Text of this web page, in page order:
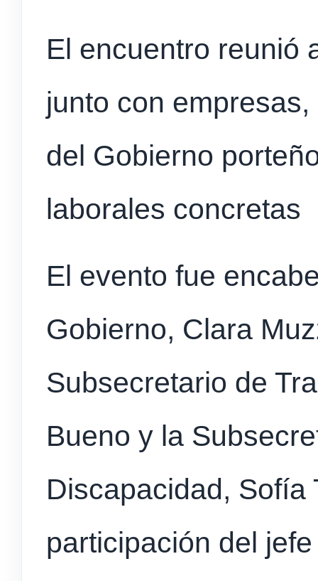
El encuentro reunió
junto con
del Gobierno
laborales concretas
El evento fue
Gobierno, Clara
Subsecretario de
Bueno y la
Discapacidad, Sofía
participación del